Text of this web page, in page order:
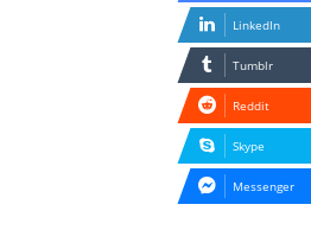
LinkedIn
Tumblr
Reddit
Skype
Messenger